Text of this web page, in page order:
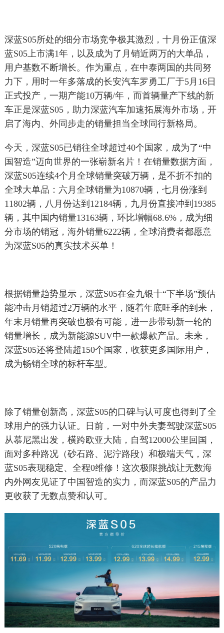
深蓝S05所处的细分市场竞争极其激烈，十月份正值深
蓝S05上市满1年，以及成为了月销近两万的大单品，
用户基数不断增长。作为重点，在中泰两国的共同努
力下，用时一年多落成的长安汽车罗勇工厂于5月16日
正式投产，一期产能10万辆/年，而首辆量产下线的新
车正是深蓝S05，助力深蓝汽车加速拓展海外市场，开
启了海内、外同步走的销量担当全球同行新格局。
今天，深蓝S05已销往全球超过40个国家，成为了“中
国智造”迈向世界的一张崭新名片！在销量数据方面，
深蓝S05连续4个月全球销量突破万辆，是不折不扣的
全球大单品：六月全球销量为10870辆，七月份涨到
11802辆，八月份达到12184辆，九月份直接冲到19385
辆，其中国内销量13163辆，环比增幅68.6%，成为细
分市场的销冠，海外销量6222辆，全球消费者都愿意
为深蓝S05的真实技术买单！
根据销量趋势显示，深蓝S05在金九银十“下半场”预估
能冲击月销超过2万辆的水平，随着年底旺季的到来，
年末月销量再突破也极有可能，进一步带动新一轮的
销量增长，成为新能源SUV中一款爆款产品。未来，
深蓝S05还将登陆超150个国家，收获更多国际用户，
成为畅销全球的标杆车型。
除了销量创新高，深蓝S05的口碑与认可度也得到了全
球用户的强力认证。日前，一对中外夫妻驾驶深蓝S05
从慕尼黑出发，横跨欧亚大陆，自驾12000公里回国，
面对多种路况（砂石路、泥泞路段）和极端天气，深
蓝S05表现稳定、全程0维修！这次极限挑战让无数海
内外网友见证了中国智造的实力，而深蓝S05的产品力
更收获了无数点赞和认可。